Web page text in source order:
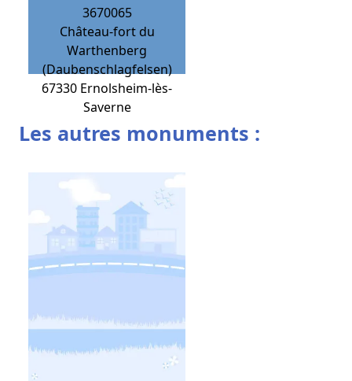
3670065
Château-fort du
Warthenberg
(Daubenschlagfelsen)
67330 Ernolsheim-lès-
Saverne
Les autres monuments :